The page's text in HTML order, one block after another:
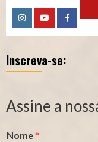
InstagramYouTubeFacebook
–
Inscreva-se:
Assine a
Nome*